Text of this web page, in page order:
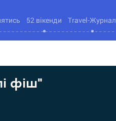
52 вікенди Travel-Журнал
фіш"